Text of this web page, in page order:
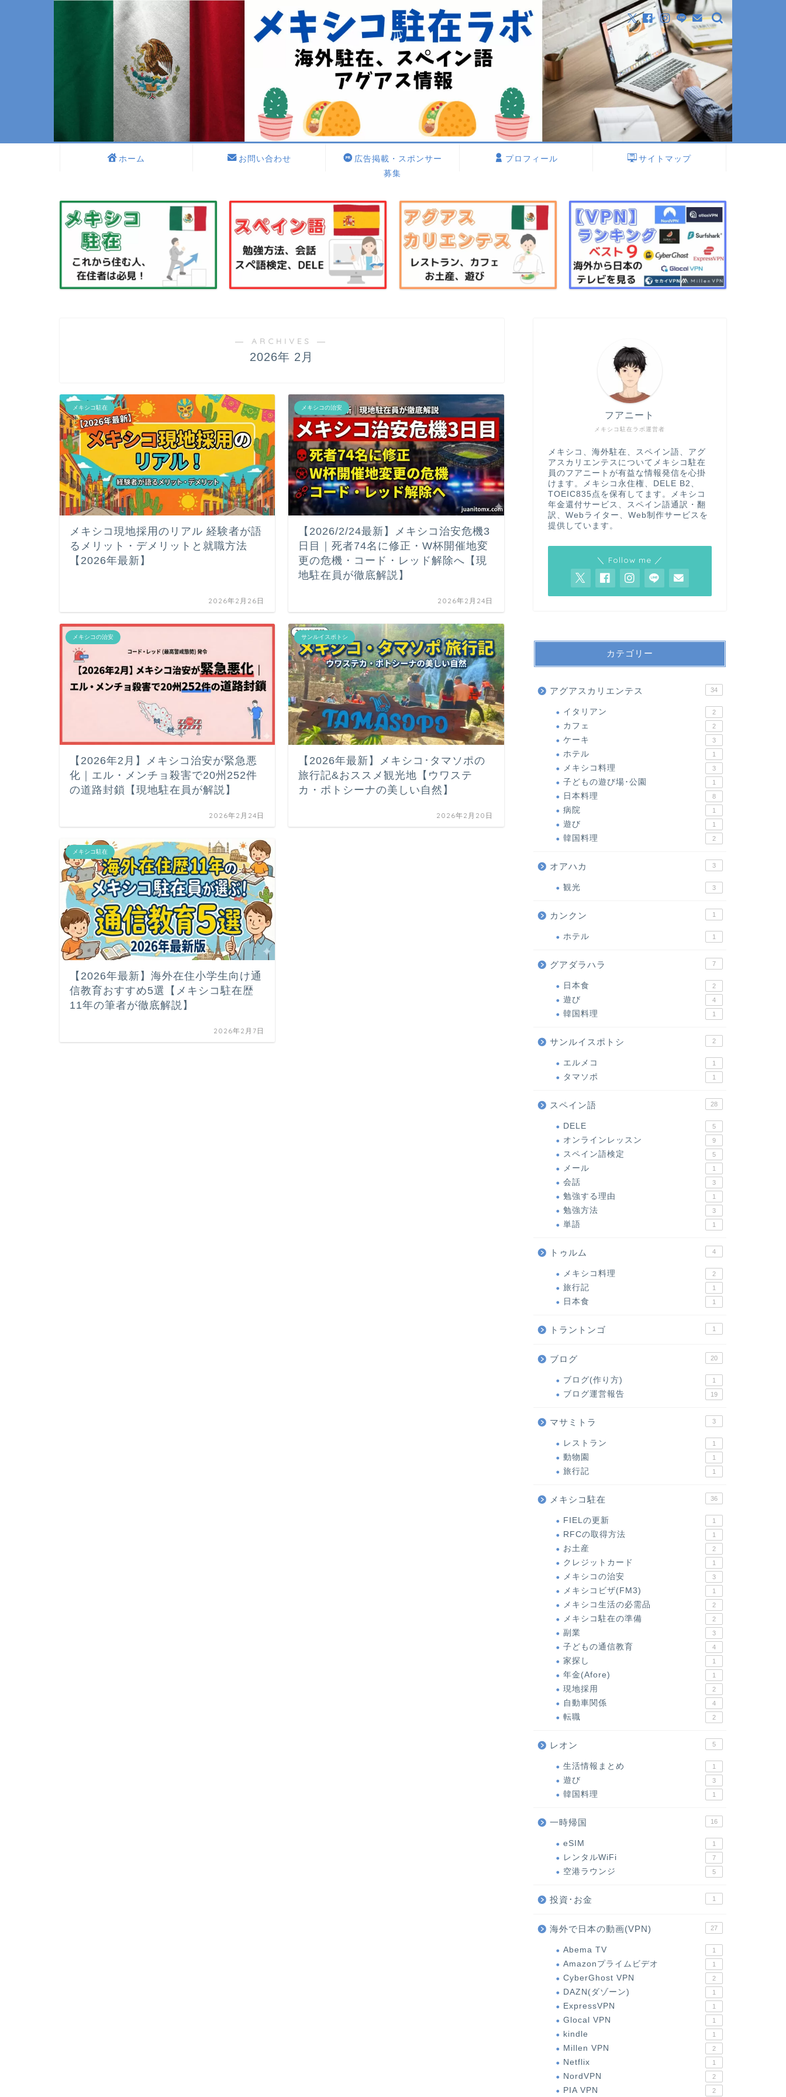
ホーム お問い合わせ
広告掲載・スポンサー
募集
プロフィール サイトマップ
― ARCHIVES ―
2026年 2月
メキシコ駐在
メキシコ現地採用のリアル 経験者が語
るメリット・デメリットと就職方法
【2026年最新】
2026年2月26日
メキシコの治安
【2026/2/24最新】メキシコ治安危機3
日目｜死者74名に修正・W杯開催地変
更の危機・コード・レッド解除へ【現
地駐在員が徹底解説】
2026年2月24日
メキシコの治安
【2026年2月】メキシコ治安が緊急悪
化｜エル・メンチョ殺害で20州252件
の道路封鎖【現地駐在員が解説】
2026年2月24日
サンルイスポトシ
【2026年最新】メキシコ･タマソポの
旅行記&おススメ観光地【ウワステ
カ・ポトシーナの美しい自然】
2026年2月20日
メキシコ駐在
【2026年最新】海外在住小学生向け通
信教育おすすめ5選【メキシコ駐在歴
11年の筆者が徹底解説】
2026年2月7日
メキシコ駐在ラボ運営者
フアニート
メキシコ、海外駐在、スペイン語、アグ
アスカリエンテスについてメキシコ駐在
員のフアニートが有益な情報発信を心掛
けます。メキシコ永住権、DELE B2、
TOEIC835点を保有してます。メキシコ
年金還付サービス、スペイン語通訳・翻
訳、Webライター、Web制作サービスを
提供しています。
＼ Follow me ／
カテゴリー
アグアスカリエンテス 34
イタリアン 2
カフェ 2
ケーキ 3
ホテル 1
メキシコ料理 3
子どもの遊び場･公園 1
日本料理 8
病院 1
遊び 1
韓国料理 2
オアハカ 3
観光 3
カンクン 1
ホテル 1
グアダラハラ 7
日本食 2
遊び 4
韓国料理 1
サンルイスポトシ 2
エルメコ 1
タマソポ 1
スペイン語 28
DELE 5
オンラインレッスン 9
スペイン語検定 5
メール 1
会話 3
勉強する理由 1
勉強方法 3
単語 1
トゥルム 4
メキシコ料理 2
旅行記 1
日本食 1
トラントンゴ 1
ブログ 20
ブログ(作り方) 1
ブログ運営報告 19
マサミトラ 3
レストラン 1
動物園 1
旅行記 1
メキシコ駐在 36
FIELの更新 1
RFCの取得方法 1
お土産 2
クレジットカード 1
メキシコの治安 3
メキシコビザ(FM3) 1
メキシコ生活の必需品 2
メキシコ駐在の準備 2
副業 3
子どもの通信教育 4
家探し 1
年金(Afore) 1
現地採用 2
自動車関係 4
転職 2
レオン 5
生活情報まとめ 1
遊び 3
韓国料理 1
一時帰国 16
eSIM 1
レンタルWiFi 7
空港ラウンジ 5
投資･お金 1
海外で日本の動画(VPN) 27
Abema TV 1
Amazonプライムビデオ 1
CyberGhost VPN 2
DAZN(ダゾーン) 1
ExpressVPN 1
Glocal VPN 1
kindle 1
Millen VPN 2
Netflix 1
NordVPN 2
PIA VPN 2